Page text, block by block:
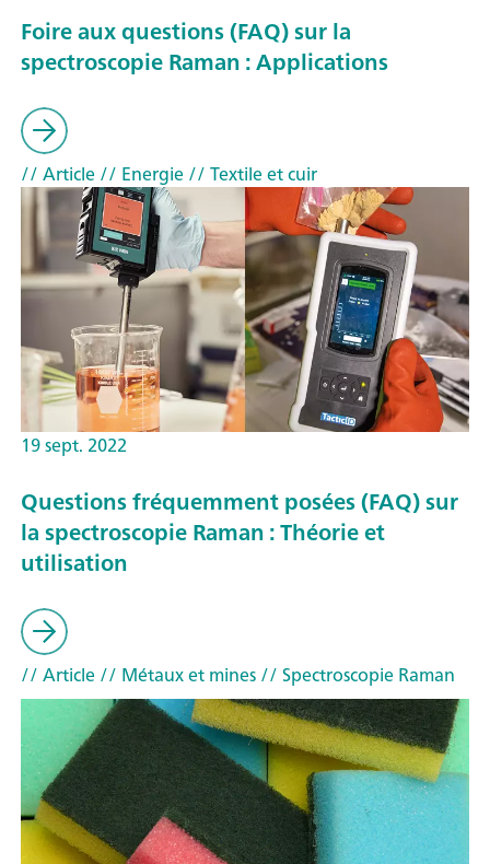
Foire aux questions (FAQ) sur la
spectroscopie Raman : Applications
// Article// Energie// Textile et cuir
19 sept. 2022
Questions fréquemment posées (FAQ) sur
la spectroscopie Raman : Théorie et
utilisation
// Article// Métaux et mines// Spectroscopie Raman